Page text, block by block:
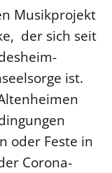
Musikprojekt
der sich seit
ist.
oder Feste in
Corona-